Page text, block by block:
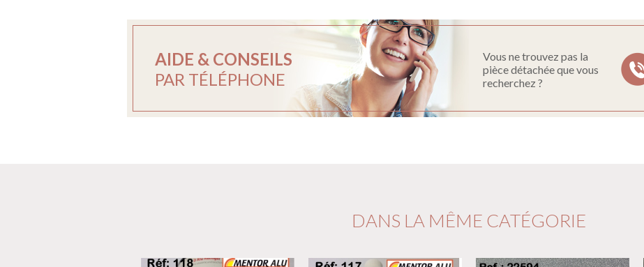
AIDE & CONSEILS
PAR TÉLÉPHONE
Vous ne trouvez pas la
pièce détachée que vous
recherchez ?
DANS LA MÊME CATÉGORIE